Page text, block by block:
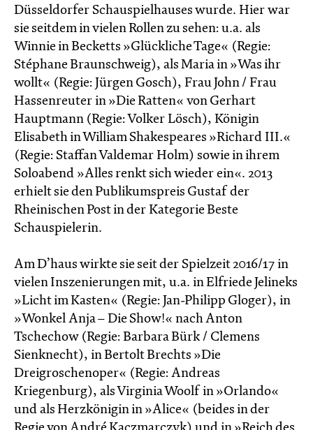
Düsseldorfer Schauspielhauses wurde. Hier war
sie seitdem in vielen Rollen zu sehen: u.a. als
Winnie in Becketts »Glückliche Tage« (Regie:
Stéphane Braunschweig), als Maria in »Was ihr
wollt« (Regie: Jürgen Gosch), Frau John / Frau
Hassenreuter in »Die Ratten« von Gerhart
Hauptmann (Regie: Volker Lösch), Königin
Elisabeth in William Shakespeares »Richard III.«
(Regie: Staffan Valdemar Holm) sowie in ihrem
Soloabend »Alles renkt sich wieder ein«. 2013
erhielt sie den Publikumspreis Gustaf der
Rheinischen Post in der Kategorie Beste
Schauspielerin.
Am D’haus wirkte sie seit der Spielzeit 2016/17 in
vielen Inszenierungen mit, u.a. in Elfriede Jelineks
»Licht im Kasten« (Regie: Jan-Philipp Gloger), in
»Wonkel Anja – Die Show!« nach Anton
Tschechow (Regie: Barbara Bürk / Clemens
Sienknecht), in Bertolt Brechts »Die
Dreigroschenoper« (Regie: Andreas
Kriegenburg), als Virginia Woolf in »Orlando«
und als Herzkönigin in »Alice« (beides in der